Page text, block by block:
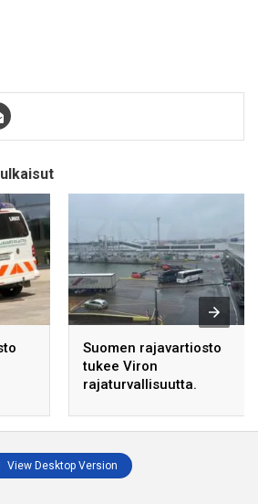
Suomen rajavartiosto
tukee Viron
rajaturvallisuutta.
View Desktop Version